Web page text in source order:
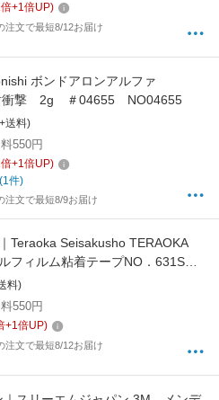
倍+1倍UP)
注文で最短8/12お届け
ボンドアロンアルファ
衝撃 2g ＃04655 NO04655
送料)
550円
倍+1倍UP)
(1件)
注文で最短8/9お届け
Teraoka Seisakusho TERAOKA
フィルム粘着テープNO．631S
料)
550円
+1倍UP)
注文で最短8/12お届け